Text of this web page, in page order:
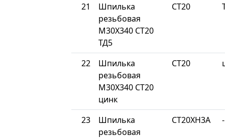
21
Шпилька
резьбовая
М30Х340 СТ20
ТД5
СТ20
22
Шпилька
резьбовая
М30Х340 СТ20
цинк
СТ20
23
Шпилька
резьбовая
СТ20ХН3А -